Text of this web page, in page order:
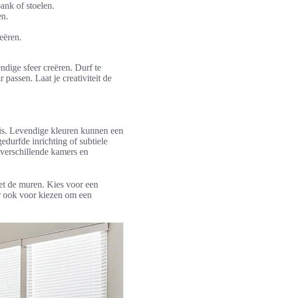
of stoelen.
sfeer creëren. Durf te
passen. Laat je creativiteit de
Levendige kleuren kunnen een
inrichting of subtiele
kamers en
de muren. Kies voor een
ook voor kiezen om een